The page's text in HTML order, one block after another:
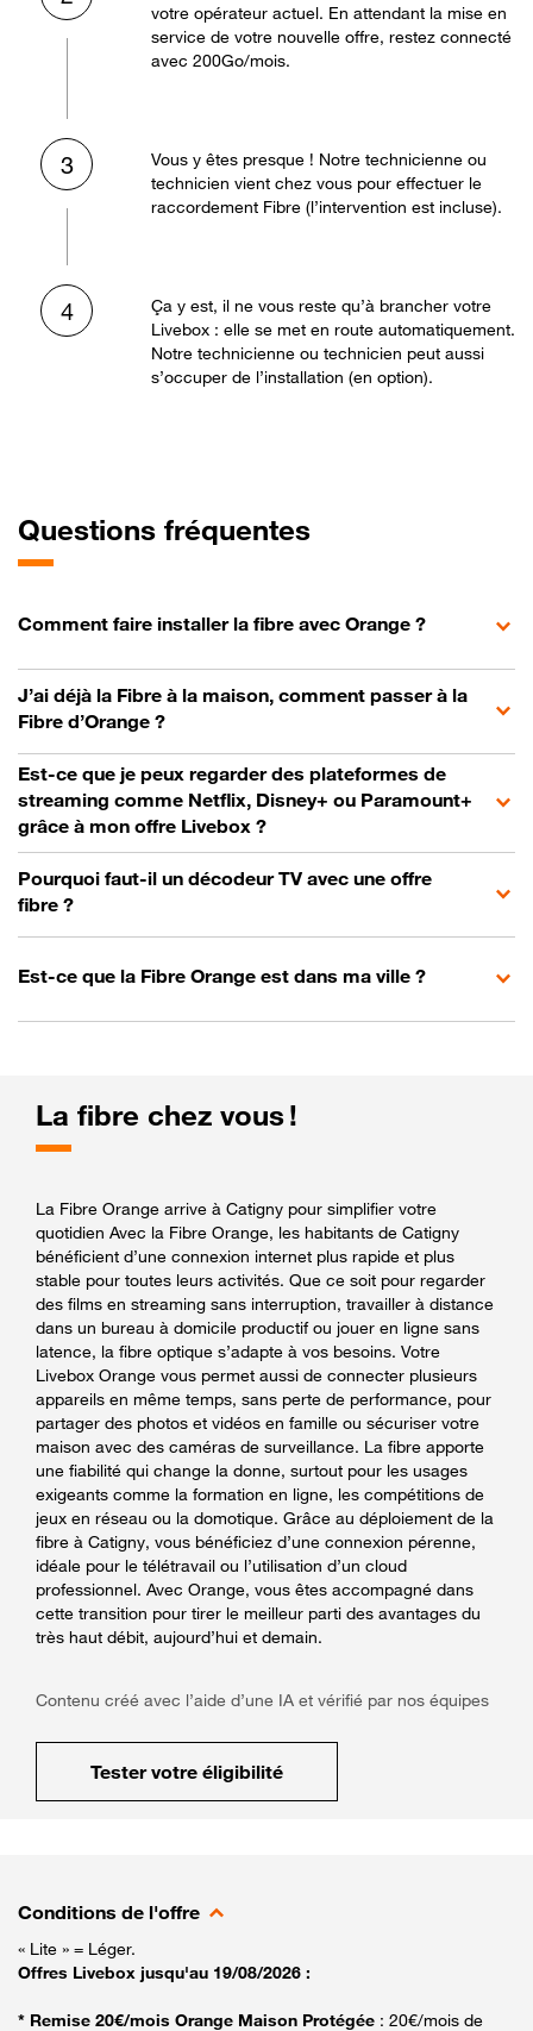
votre opérateur actuel. En attendant la mise en
service de votre nouvelle offre, restez connecté
avec 200Go/mois.
3
Vous y êtes presque ! Notre technicienne ou
technicien vient chez vous pour effectuer le
raccordement Fibre (l’intervention est incluse).
4
Ça y est, il ne vous reste qu’à brancher votre
Livebox : elle se met en route automatiquement.
Notre technicienne ou technicien peut aussi
s’occuper de l’installation (en option).
Questions fréquentes
Comment faire installer la fibre avec Orange ?
J’ai déjà la Fibre à la maison, comment passer à la
Fibre d’Orange ?
Est-ce que je peux regarder des plateformes de
streaming comme Netflix, Disney+ ou Paramount+
grâce à mon offre Livebox ?
Pourquoi faut-il un décodeur TV avec une offre
fibre ?
Est-ce que la Fibre Orange est dans ma ville ?
La fibre chez vous !
La Fibre Orange arrive à Catigny pour simplifier votre
quotidien Avec la Fibre Orange, les habitants de Catigny
bénéficient d’une connexion internet plus rapide et plus
stable pour toutes leurs activités. Que ce soit pour regarder
des films en streaming sans interruption, travailler à distance
dans un bureau à domicile productif ou jouer en ligne sans
latence, la fibre optique s’adapte à vos besoins. Votre
Livebox Orange vous permet aussi de connecter plusieurs
appareils en même temps, sans perte de performance, pour
partager des photos et vidéos en famille ou sécuriser votre
maison avec des caméras de surveillance. La fibre apporte
une fiabilité qui change la donne, surtout pour les usages
exigeants comme la formation en ligne, les compétitions de
jeux en réseau ou la domotique. Grâce au déploiement de la
fibre à Catigny, vous bénéficiez d’une connexion pérenne,
idéale pour le télétravail ou l’utilisation d’un cloud
professionnel. Avec Orange, vous êtes accompagné dans
cette transition pour tirer le meilleur parti des avantages du
très haut débit, aujourd’hui et demain.
Contenu créé avec l’aide d’une IA et vérifié par nos équipes
Tester votre éligibilité
Conditions de l'offre
« Lite » = Léger.
Offres Livebox jusqu'au 19/08/2026 :
* Remise 20€/mois Orange Maison Protégée : 20€/mois de